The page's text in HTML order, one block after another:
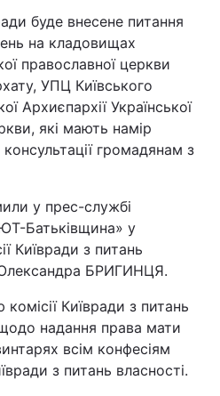
буде внесене питання
на кладовищах
православної церкви
УПЦ Київського
Архиєпархії Української
які мають намір
громадянам з
у прес-службі
Батьківщина» у
Київради з питань
БРИГИНЦЯ.
комісії Київради з питань
надання права мати
всім конфесіям
з питань власності.